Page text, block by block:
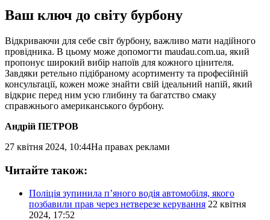
Ваш ключ до світу бурбону
Відкриваючи для себе світ бурбону, важливо мати надійного
провідника. В цьому може допомогти maudau.com.ua, який
пропонує широкий вибір напоїв для кожного цінителя.
Завдяки ретельно підібраному асортименту та професійній
консультації, кожен може знайти свій ідеальний напій, який
відкриє перед ним усю глибину та багатство смаку
справжнього американського бурбону.
Андрій ПЕТРОВ
27 квітня 2024, 10:44На правах реклами
Читайте також:
Поліція зупинила п’яного водія автомобіля, якого
позбавили прав через нетверезе керування 22 квітня
2024, 17:52